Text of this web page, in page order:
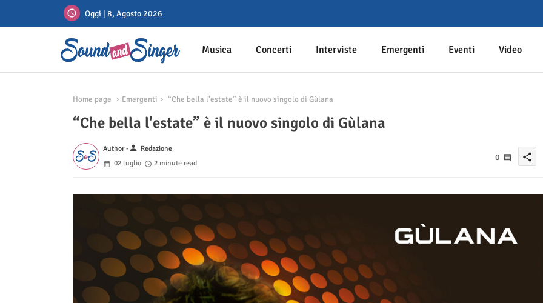
Oggi | 8, Agosto 2026
Musica Concerti Interviste Emergenti Eventi Video
Home page Emergenti “Che bella l'estate” è il nuovo singolo di Gùlana
“Che bella l'estate” è il nuovo singolo di Gùlana
Author -person Redazione
02 luglio
2 minute read
0 share